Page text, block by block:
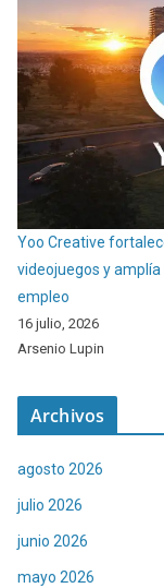
Yoo Creative
videojuegos y
empleo
16 julio, 2026
Arsenio Lupin
Archivos
agosto 2026
julio 2026
junio 2026
mayo 2026